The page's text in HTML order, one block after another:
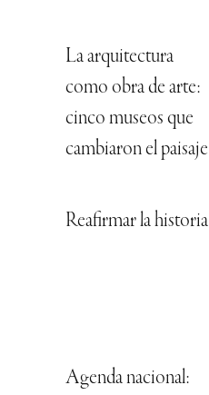
La arquitectura
como obra de arte:
cinco museos que
cambiaron el paisaje
Reafirmar la historia
Agenda nacional: